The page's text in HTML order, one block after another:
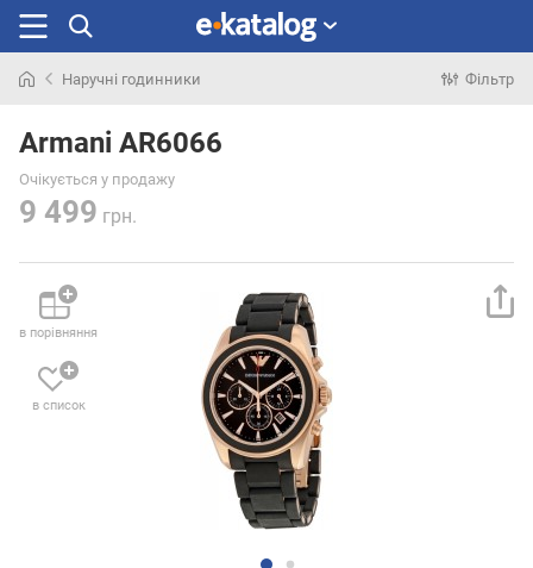
раніше
Наручні годинники Фільтр
Armani AR6066
Очікується у продажу
9 499 грн.
в порівняння
в список